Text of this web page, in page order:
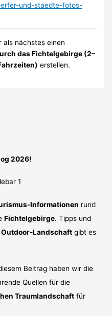
und-staedte-fotos-
als nächstes einen
das Fichtelgebirge (2–
erstellen.
2026!
Informationen rund
Fichtelgebirge. Tipps und
Outdoor-Landschaft gibt es
Beitrag haben wir die
Quellen für die
Traumlandschaft für